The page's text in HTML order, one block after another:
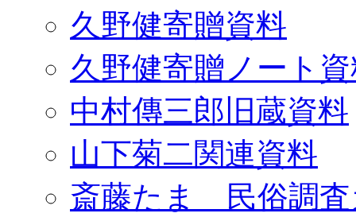
久野健寄贈資料
久野健寄贈ノート
中村傳三郎旧蔵資料
山下菊二関連資料
斎藤たま 民俗調査